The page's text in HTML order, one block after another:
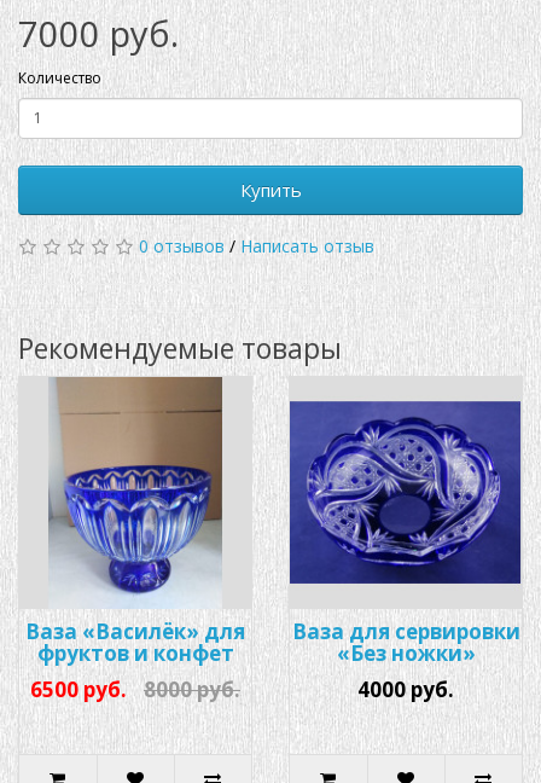
7000 руб.
Количество
Купить
0 отзывов / Написать отзыв
Рекомендуемые товары
Ваза «Василёк» для
фруктов и конфет
6500 руб.
8000 руб.
Ваза для сервировки
«Без ножки»
4000 руб.